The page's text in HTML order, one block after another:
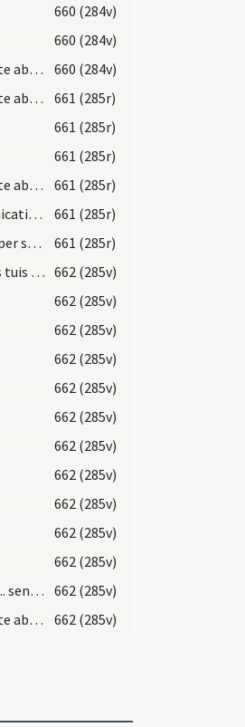
660 (284v)
660 (284v)
Dominus noster Iesus Christus te absolvat ... auctoritate generalis ministri vel provincialis ... absolvo te ab istis et ab aliis peccatis tuis
660 (284v)
Dominus noster Iesus Christus te absolvat ... summi pontificis mihi commissa tibi in hac vice concessa ... absolvo te ab omnibus peccatis tuis
661 (285r)
661 (285r)
661 (285r)
Dominus noster Iesus Christus te absolvat ... ego te absolvo ab omnibus peccatis tuis ... ego te absolvo ab omnibus paenis tibi in purgatorio debitis
661 (285r)
Absolvo te a vinculo excommunicationis huius quam confessus es
661 (285r)
Dominus noster Iesus Christus per suam misericordiam ... ego absolvo te a vinculo excommunicationis ... restituo te sanctis sacramentis Ecclesiae et unitati fidelium
661 (285r)
Absolvo te ab omnibus peccatis tuis quae mihi modo confessus es 662 (285v)
662 (285v)
662 (285v)
662 (285v)
662 (285v)
662 (285v)
662 (285v)
662 (285v)
662 (285v)
662 (285v)
662 (285v)
Deus cui proprium est misereri ... sententia excommunicationis ligat ... pietatis absolvat. 662 (285v)
Dominus noster Iesus Christus te absolvat et ego auctoritatis Dei omnipotentis 662 (285v)